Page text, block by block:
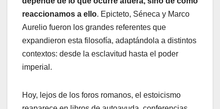
reaccionamos a ello. Epicteto, Séneca y Marco
Aurelio fueron los grandes referentes que
expandieron esta filosofía, adaptándola a distintos
contextos: desde la esclavitud hasta el poder
imperial.
Hoy, lejos de los foros romanos, el estoicismo